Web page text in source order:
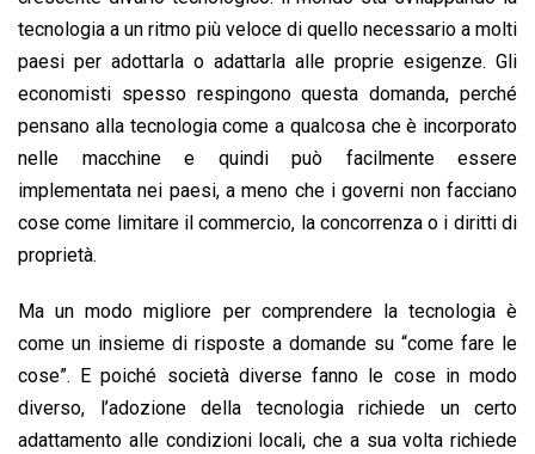
tecnologia a un ritmo più veloce di quello necessario a molti
paesi per adottarla o adattarla alle proprie esigenze. Gli
economisti spesso respingono questa domanda, perché
pensano alla tecnologia come a qualcosa che è incorporato
nelle macchine e quindi può facilmente essere
implementata nei paesi, a meno che i governi non facciano
cose come limitare il commercio, la concorrenza o i diritti di
proprietà.
Ma un modo migliore per comprendere la tecnologia è
come un insieme di risposte a domande su “come fare le
cose”. E poiché società diverse fanno le cose in modo
diverso, l’adozione della tecnologia richiede un certo
adattamento alle condizioni locali, che a sua volta richiede